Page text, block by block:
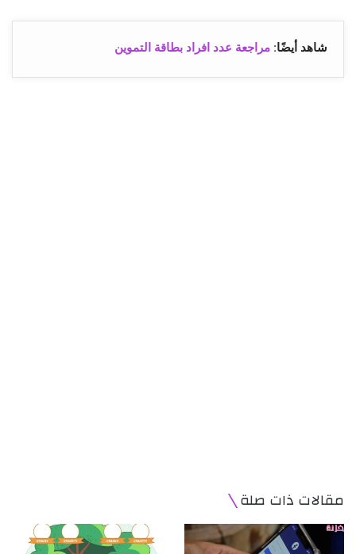
شاهد أيضًا: مراجعة عدد افراد بطاقة التموين
مقالات ذات صلة